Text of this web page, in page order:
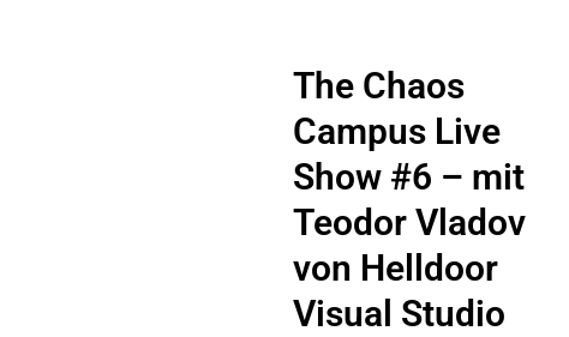
The Chaos
Campus Live
Show #6 – mit
Teodor Vladov
von Helldoor
Visual Studio